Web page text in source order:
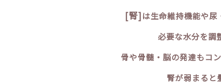
[腎]は生命維持機能や
必要な水分を調
骨や骨髄・脳の発達もコ
腎が弱まると